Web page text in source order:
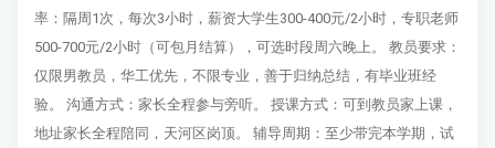
率：隔周1次，每次3小时，薪资大学生300-400元/2小时，专职老师
500-700元/2小时（可包月结算），可选时段周六晚上。 教员要求：
仅限男教员，华工优先，不限专业，善于归纳总结，有毕业班经
验。 沟通方式：家长全程参与旁听。 授课方式：可到教员家上课，
地址家长全程陪同，天河区岗顶。 辅导周期：至少带完本学期，试